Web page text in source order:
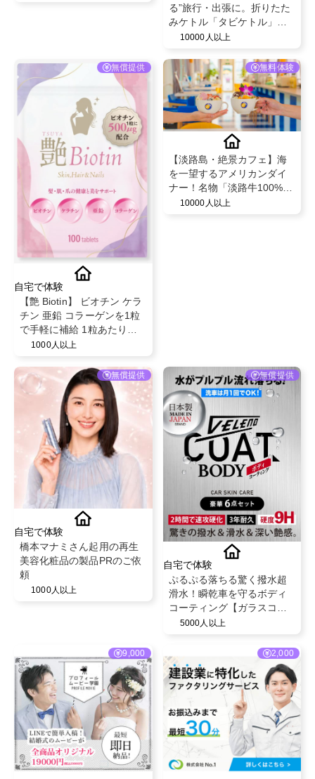
る”旅行・出張に。折りたた
みケトル「タビケトル」体
験レビュー募集
10000人以上
無償提供
自宅で体験
【艶 Biotin】 ビオチン ケラ
チン 亜鉛 コラーゲンを1粒
で手軽に補給 1粒あたりビ
オチン500㎍配合 髪 肌 爪の
ミーズ合同会社
1000人以上
無料体験
【淡路島・絶景カフェ】海
を一望するアメリカンダイ
ナー！名物「淡路牛100%バ
ーガー」や「アサイーボウ
10000人以上
無償提供
自宅で体験
橋本マナミさん起用の再生
美容化粧品の製品PRのご依
頼
1000人以上
無償提供
自宅で体験
ぷるぷる落ちる驚く撥水超
滑水！瞬乾車を守るボディ
コーティング【ガラスコー
ティングセット無償提供】
5000人以上
9,000 2,000